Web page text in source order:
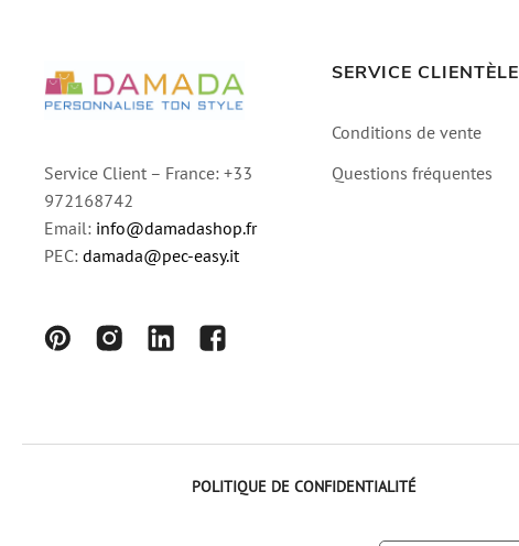
Service Client – France: +33
972168742
Email: info@damadashop.fr
PEC: damada@pec-easy.it
SERVICE CLIENTÈLE
Conditions de vente
Questions fréquentes
POLITIQUE DE CONFIDENTIALITÉ